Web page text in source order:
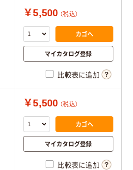
￥5,500 （税込）
カゴへ
マイカタログ登録
比較表に追加
￥5,500 （税込）
カゴへ
マイカタログ登録
比較表に追加